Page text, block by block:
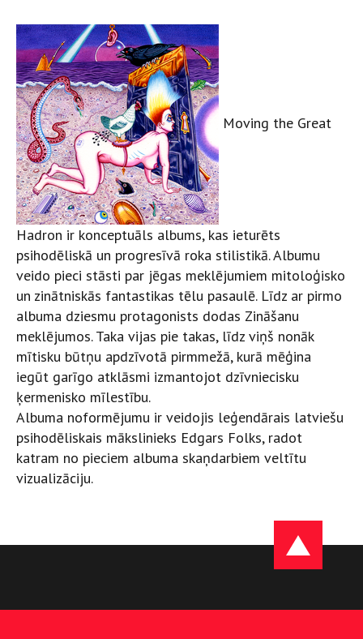
Moving the Great
Hadron ir konceptuāls albums, kas ieturēts
psihodēliskā un progresīvā roka stilistikā. Albumu
veido pieci stāsti par jēgas meklējumiem mitoloģisko
un zinātniskās fantastikas tēlu pasaulē. Līdz ar pirmo
albuma dziesmu protagonists dodas Zināšanu
meklējumos. Taka vijas pie takas, līdz viņš nonāk
mītisku būtņu apdzīvotā pirmmežā, kurā mēģina
iegūt garīgo atklāsmi izmantojot dzīvniecisku
ķermenisko mīlestību.
Albuma noformējumu ir veidojis leģendārais latviešu
psihodēliskais mākslinieks Edgars Folks, radot
katram no pieciem albuma skaņdarbiem veltītu
vizualizāciju.